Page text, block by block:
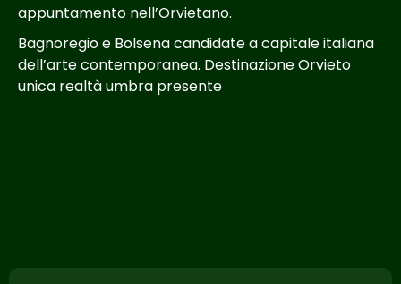
appuntamento nell’Orvietano.
Bagnoregio e Bolsena candidate a capitale italiana
dell’arte contemporanea. Destinazione Orvieto
unica realtà umbra presente